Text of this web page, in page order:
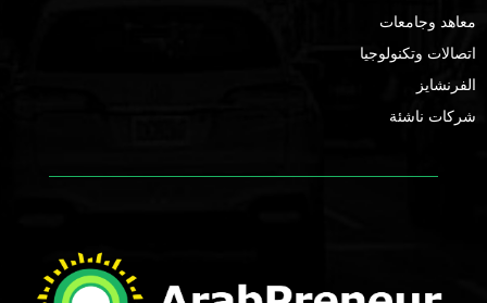
معاهد وجامعات
اتصالات وتكنولوجيا
الفرنشايز
شركات ناشئة